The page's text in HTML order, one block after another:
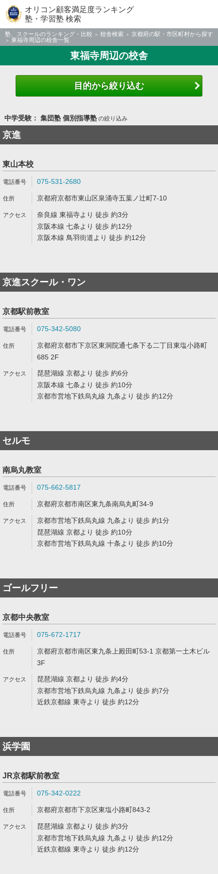
オリコン顧客満足度ランキング
塾・学習塾 検索
塾、スクールのランキング・比較 校舎検索
京都府の駅・市区町村から探す
東福寺周辺の校舎一覧
東福寺周辺の校舎
目的から絞り込む
中学受験： 集団塾 個別指導塾の絞り込み
京進
東山本校
075-531-2680
京都府京都市東山区泉涌寺五葉ノ辻町7-10
奈良線 東福寺より 徒歩 約3分
京阪本線 七条より 徒歩 約12分
京阪本線 鳥羽街道より 徒歩 約12分
京進スクール・ワン
京都駅前教室
075-342-5080
京都府京都市下京区東洞院通七条下る二丁目東塩小路町
685 2F
琵琶湖線 京都より 徒歩 約6分
京阪本線 七条より 徒歩 約10分
京都市営地下鉄烏丸線 九条より 徒歩 約12分
セルモ
南烏丸教室
075-662-5817
京都府京都市南区東九条南烏丸町34-9
京都市営地下鉄烏丸線 九条より 徒歩 約1分
琵琶湖線 京都より 徒歩 約10分
京都市営地下鉄烏丸線 十条より 徒歩 約10分
ゴールフリー
京都中央教室
075-672-1717
京都府京都市南区東九条上殿田町53-1 京都第一土木ビル
3F
琵琶湖線 京都より 徒歩 約4分
京都市営地下鉄烏丸線 九条より 徒歩 約7分
近鉄京都線 東寺より 徒歩 約12分
浜学園
JR京都駅前教室
075-342-0222
京都府京都市下京区東塩小路町843-2
琵琶湖線 京都より 徒歩 約3分
京都市営地下鉄烏丸線 九条より 徒歩 約12分
近鉄京都線 東寺より 徒歩 約12分